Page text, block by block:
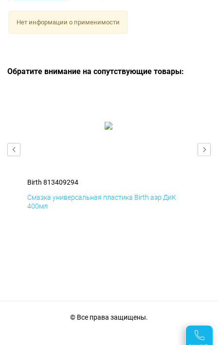
Нет информации о применимости
Обратите внимание на сопутствующие товары:
Birth 813409294
Смазка универсальная пластика Birth аэр ДиК
400мл
© Все права защищены.